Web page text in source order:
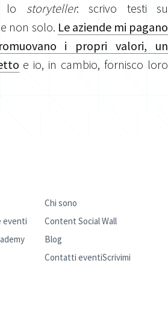
storyteller: scrivo testi su
non solo. Le aziende mi pagano
i propri valori, un
e io, in cambio, fornisco loro
eventi
Chi sono
Content Social Wall
Blog
Contatti eventiScrivimi